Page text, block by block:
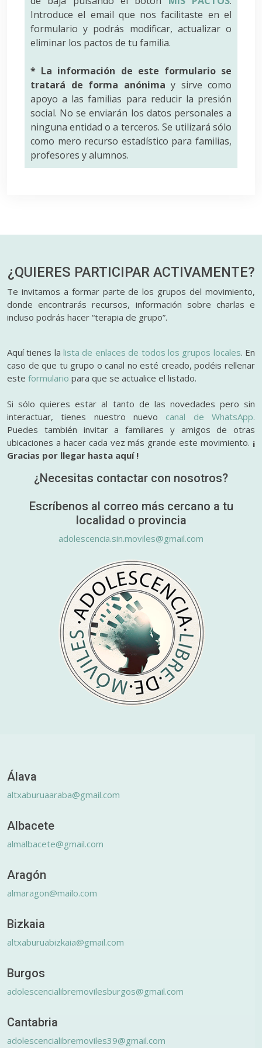
Introduce el email que nos facilitaste en el
formulario y podrás modificar, actualizar o
eliminar los pactos de tu familia.
* La información de este formulario se
tratará de forma anónima y sirve como
apoyo a las familias para reducir la presión
social. No se enviarán los datos personales a
ninguna entidad o a terceros. Se utilizará sólo
como mero recurso estadístico para familias,
profesores y alumnos.
¿QUIERES PARTICIPAR ACTIVAMENTE?
Te invitamos a formar parte de los grupos del movimiento,
donde encontrarás recursos, información sobre charlas e
incluso podrás hacer “terapia de grupo”.
Aquí tienes lalista de enlaces de todos los grupos locales. En
caso de que tu grupo o canal no esté creado, podéis rellenar
este formulario para que se actualice el listado.
Si sólo quieres estar al tanto de las novedades pero sin
interactuar, tienes nuestro nuevo canal de WhatsApp.
Puedes también invitar a familiares y amigos de otras
ubicaciones a hacer cada vez más grande este movimiento. ¡
Gracias por llegar hasta aquí !
¿Necesitas contactar con nosotros?
Escríbenos al correo más cercano a tu
localidad o provincia
adolescencia.sin.moviles@gmail.com
Álava
altxaburuaaraba@gmail.com
Albacete
almalbacete@gmail.com
Aragón
almaragon@mailo.com
Bizkaia
altxaburuabizkaia@gmail.com
Burgos
adolescencialibremovilesburgos@gmail.com
Cantabria
adolescencialibremoviles39@gmail.com